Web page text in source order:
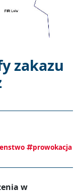
zakazu
prowokacja
w